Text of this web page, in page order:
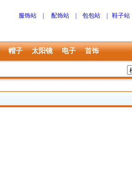
服饰站 配饰站 包包站 鞋子站
帽子 太阳镜 电子 首饰